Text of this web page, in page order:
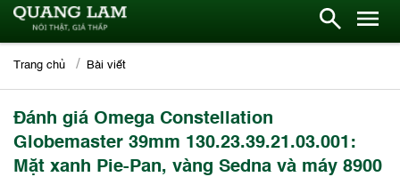
Trang chủ Bài viết
Đánh giá Omega Constellation
Globemaster 39mm 130.23.39.21.03.001:
Mặt xanh Pie-Pan, vàng Sedna và máy 8900